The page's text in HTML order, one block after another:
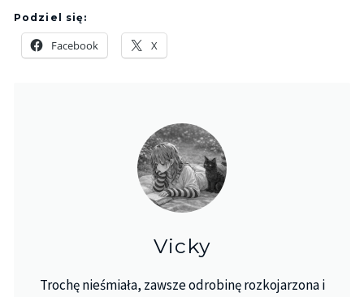
Podziel się:
Facebook X
Vicky
Trochę nieśmiała, zawsze odrobinę rozkojarzona i